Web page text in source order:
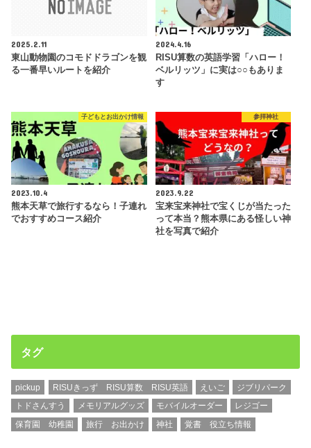
2025.2.11
東山動物園のコモドドラゴンを観
る一番早いルートを紹介
2024.4.16
RISU算数の英語学習「ハロー！
ベルリッツ」に実は○○もありま
す
子どもとお出かけ情報
2023.10.4
熊本天草で旅行するなら！子連れ
でおすすめコース紹介
参拝神社
2023.9.22
宝来宝来神社で宝くじが当たった
って本当？熊本県にある怪しい神
社を写真で紹介
タグ
pickup RISUきっず RISU算数 RISU英語 えいご
ジブリパーク
トドさんすう
メモリアルグッズ モバイルオーダー
レジゴー
保育園 幼稚園
旅行 お出かけ 神社 覚書 役立ち情報